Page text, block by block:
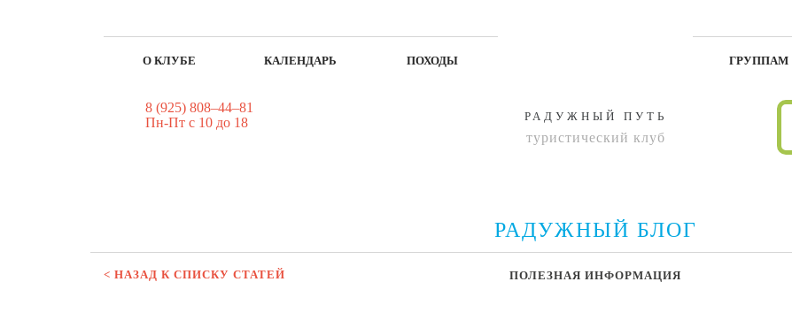
О КЛУБЕ КАЛЕНДАРЬ ПОХОДЫ
РАДУЖНЫЙ ПУТЬ
туристический клуб
ГРУППАМ
8 (925) 808–44–81
Пн-Пт с 10 до 18
РАДУЖНЫЙ БЛОГ
< НАЗАД К СПИСКУ СТАТЕЙ ПОЛЕЗНАЯ ИНФОРМАЦИЯ